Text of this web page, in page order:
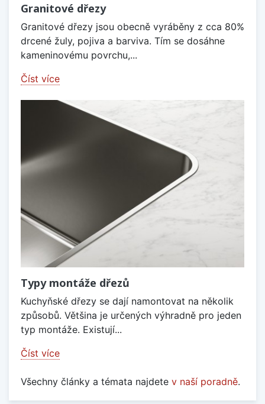
Granitové dřezy
Granitové dřezy jsou obecně vyráběny z cca 80%
drcené žuly, pojiva a barviva. Tím se dosáhne
kameninovému povrchu,...
Číst více
Typy montáže dřezů
Kuchyňské dřezy se dají namontovat na několik
způsobů. Většina je určených výhradně pro jeden
typ montáže. Existují...
Číst více
Všechny články a témata najdete v naší poradně.